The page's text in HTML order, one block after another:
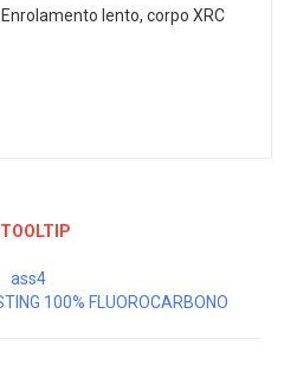
Enrolamento lento, corpo XRC
100% FLUOROCARBONO